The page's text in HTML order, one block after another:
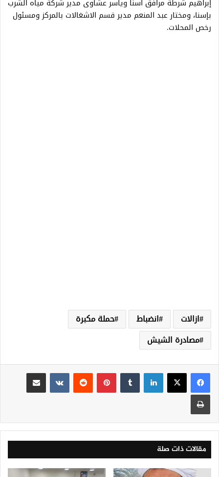
إبراهيم شرطة مرافق اسنا وياسر عشاوى مدير شركة مياه الشرب
بإسنا، ومختار عبد المنعم مدير قسم الاشغالات بالمركز ومسئول
رخص المحلات.
ازالات انضباط
حملة مكبرة
مصادرة الشيش
لينكدإن بينتيريست
مقالات ذات صلة